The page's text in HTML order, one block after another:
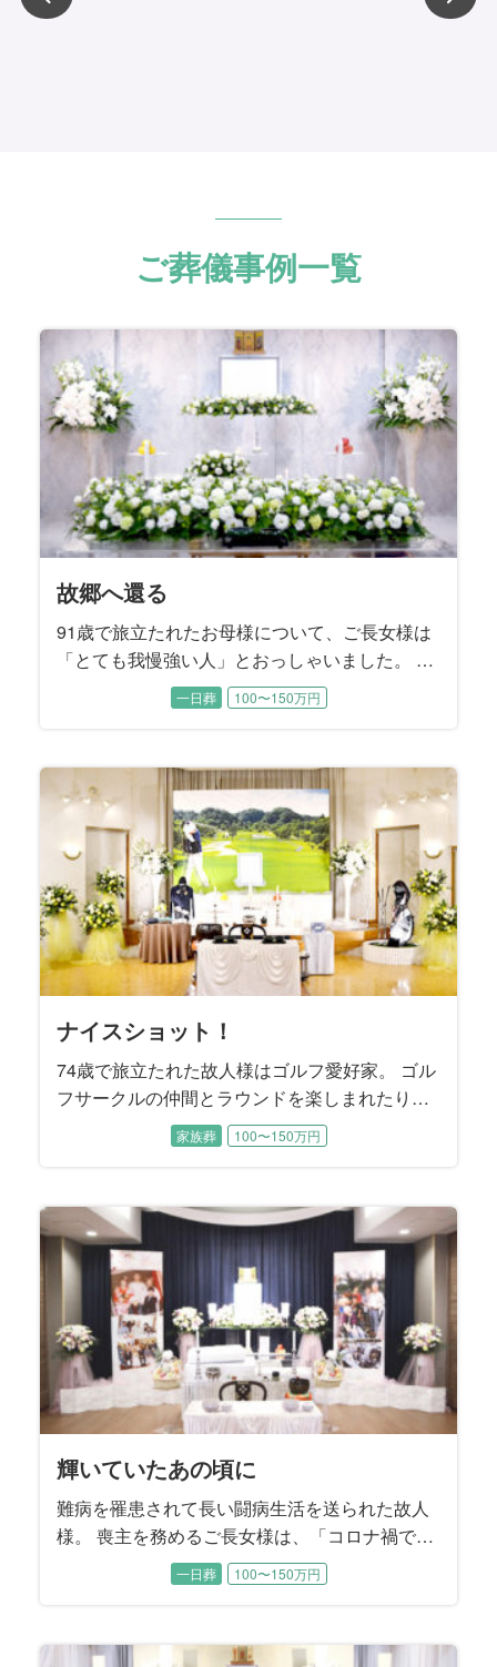
ご葬儀事例一覧
故郷へ還る
91歳で旅立たれたお母様について、ご長女様は
「とても我慢強い人」とおっしゃいました。 夫
のため、子供のために労をいとわず家庭を守
り、自分のことに時間を使っているのを見たこ
想い入れが深かったという故人様へ、お式では
故郷の趣きをお届けしたいと考えました。
一日葬 100〜150万円
ナイスショット！
74歳で旅立たれた故人様はゴルフ愛好家。 ゴル
フサークルの仲間とラウンドを楽しまれたり、
ゴルフコンペにも数多く参加されました。 プレ
ー後の飲み会ではメンバーと親睦を深められた
駆けつけて下さり、一緒にラウンドした思い出
を振り返りながら故人様を偲ばれました。
家族葬 100〜150万円
輝いていたあの頃に
難病を罹患されて長い闘病生活を送られた故人
様。 喪主を務めるご長女様は、「コロナ禍で家
族もほとんど面会できない日々が続いていた」
とおっしゃいました。 最後のお別れの時間だけ
のお姿だけでなく、元気で輝いていた頃のお母
一日葬 100〜150万円
天国からのエール
93歳の晩年まで元気にお過ごしだった故人様。 ご逝
去される2日前にお子様方がお見舞いに行かれて、そ
れを待ってからお旅立ちになりました。 故人様のご
自宅で行われたお打ち合わせには、ご長男様、ご次
どのようにお見送りするかご兄弟で話し合われまし
た。
一日葬 100〜150万円
我が家の太陽
94歳で旅立たれた故人様。奇しくも15年前に他界さ
れたご主人様のお誕生日でした。 とにかく明るいご
性格だったという故人様は、ご家族にとって太陽の
ような存在。 ご家庭でもご近所でも故人様を慕って
面倒見の良さは変わることなく、故人様のまわりは
いつも笑顔と笑い声に満ちていたそうです。
一日葬 100〜150万円
家族の想いを一つに
お酒をこよなく愛した故人様。 大好物のお寿司をつ
まみながら、ハイボールで晩酌されるのが楽しみで
した。 そのお酒を入院中は一切口にできなかった故
人様のために、ご家族は最後に好きなお酒をいっぱ
様とお孫様たちご家族が想いを一つにして、お父様
と別杯を酌み交わします。
一日葬 50〜100万円
頑張ったね
誕生日を迎える直前に若くして急逝された故人様。
穏やかな優しい性格は誰からも愛されていました。
喪主を務めるお母様は、今年4月にご主人様を亡くさ
れたばかり。 長年一緒に暮らしてきた大切なご家族
です。
一日葬 150〜200万円
我が家のホームグラウンド
7年間の闘病の末に75歳で旅立たれた故人様。ご入院
する以前は草野球チームや会社のＯＢ会などに積極
的にご参加されて、仲間の皆さんとの交流を楽しま
れていたそうです。 ご趣味は野球。 ご自分がプレー
ったいうことです。 3人のお子様たちが小さかった
頃、故人様とキャッチボールした思い出をお話くだ
さいました。
一日葬 100〜150万円
旅の数だけある想い
大手百貨店のお仕事を長年勤め上げられた故人様。
お嬢様たちが独立された後は、奥様とご一緒に数え
切れないほどご旅行されたそうです。 写真がご趣味
だった故人様。 旅先ではご夫婦の思い出のポートレ
てご鑑賞されていました。
家族葬 200万円以上〜
笑顔を再び
84歳で旅立たれた故人様は大正琴の師範。 流行歌か
ら邦楽まで多彩な楽曲を演奏して楽しまれていたそ
うです。 3年前にご主人様のお別れをお手伝いさせて
いただいたご縁でご依頼をいただきました。 施主を
で、母はいくつになっても父のことを“ちゃん付け”で
呼んでいました」と教えて下さいました。
家族葬 150〜200万円
私らしさ
若い頃から都会的で社交性にあふれていた故人様。
ご主人様とは銀座の社交ダンスホールで出逢いご結
婚されました。 お元気だった頃はお洒落をしてご長
女様と一緒に都内のホテルを巡り、ランチやティー
一日葬 100〜150万円
泣き笑いのファンファーレ
ご近所で有名なカミナリ親父として知られていた故
人様。短気であっても曲がったことや弱い者いじめ
が大嫌いな実直なご性格でした。 大の競馬ファンで
あった故人様は、レース予想が的中したときは家族
れていたそうです。
一般葬 200万円以上〜
兄弟の絆
故人様は3人兄弟のご次男、57歳という若さで旅立た
れました。 お式の打ち合わせには喪主を務めるご長
男様と三男様もご同席いただきました。 ご兄弟の絆
はとても強く、コロナ過で病院の面会できなかった
を伺いました。
一日葬 100〜150万円
貴女のために
88歳で旅立たれた故人様。 ご長女様の障害をきっか
けに、障害のある方たちの居場所をつくるために人
生の大半を費やし、ご自身のことを顧みることはな
かったそうです。 だからこそご家族は、一人でも多
ことのできる、ゆっくりとしたお別れの時間をご希
望になりました。
一般葬 200万円以上〜
グレートマザー
書家として数々の作品を発表し、国内はもとより広
く海外でも感動的な書道パフォーマンスを披露され
てきた故人様。 その功績は日本で活躍する美術家を
収録した『美術家名鑑』にも掲載されました。 喪主
道とつくものを鍛錬してきた努力家でした」とお話
くださいました。
一日葬 100〜150万円
サクセスストーリー
ご主人様と夫婦二人三脚で貴金属アクセサリーの装
飾業を50年間に渡って営んでこられた故人様。ご夫
婦仲がとても良くて、職場でも家庭でも四六時中ご
一緒に過ごされたそうです。 その最愛のご主人様は
調を深慮して、ご主人様がお亡くなりになったこと
を最期までお伝えしなかったそうです。 ご長男様
は、「天国で父と再会したら、きっと母は驚くでし
ょうね」と仰いました。
一日葬 150〜200万円
深い情で繋がっている
91歳で旅立たれた故人様は、京都生まれの京都育ち
という生粋の京女。 古き良き文化を守ってきた京都
のお寿司屋さんに嫁ぎ、女将として京都一筋で生き
てこられたそうです。 仕事に熱心でしっかり者だっ
た母をしっかり送ってあげたい」とご長女様はおっ
しゃいました。
家族葬 200万円以上〜
不器用な愛
82歳で旅立たれた故人様は終活ノートを遺されてい
ました。 ご葬儀のお打ち合わせは、喪主を務める奥
様と『むすびすクラブ』にご入会いただいているご
長女様が終活ノートのご遺志に沿ったかたちで進め
トには、ご家族も知らなかった故人様の想いやこだ
わりが記載されていました。
一日葬 50〜100万円
大いなる生涯
百寿を超える102歳という長く尊い生涯に幕を閉じら
れた故人様。 喪主を務めるご長男様をはじめとする
三人のお子様たちは、激動の時代を生き抜いてこら
れたお母様を、お身内のみで穏やかに送り出してあ
一日葬 150〜200万円
おはようの景色
毎朝、ご自宅のベランダから荒川の風景を眺めるの
がお好きだったという奥様。喪主を務めるご主人様
も奥様と一緒に四季折々の草花を眺めていらしたそ
うです。 お子様のいないご夫婦にとって植物は子供
育てるが難しい植物であっても、丹精込めて世話す
ることで美しい花を咲かせました。
一日葬 100〜150万円
もう一度あの時へ
故人様のご趣味はバレーボール。地元のママさんバ
レーボールクラブに所属し、20年近くバレーボール
に打ち込んでいらっしゃいました。 練習や試合を通
じて世代を超えたご友人も多く、お元気だった頃に
たそうです。
一日葬 150〜200万円
夜明けの花
故人様は10年間の闘病の末に66歳で旅立たれまし
た。 多趣味で活動的、好奇心旺盛な故人様は、病臥
する以前は梨づくりも手がけられていたそうです。
ご長男様は、「搬送で病院を出発した朝方、綺麗な
るい世界に父は往くのだと思いました」とおっしゃ
いました。
一日葬 150〜200万円
魂に刻む母の姿
この度お手伝いさせていただいたのは、大正、昭
和、平成、令和の時代を体験して99歳でお旅立にな
った故人様です。 一世紀近くをご家族のために懸命
に生き抜いてこられた御曾祖母様を送るために、お
一日葬 100〜150万円
故郷団欒
転勤の多いお仕事をされていた故人様。 それでも単
身赴任という形は決してとらず、常に家族一緒とい
うスタイルをつらぬかれたそうです。 ご趣味の釣り
でよく出かけられたスポットは、故人様の故郷でも
ックに家族の時間を過ごしていただくご葬儀を提案
させていただきました。
家族葬 100〜150万円
「Last Stage」から愛を込めて
ミュージシャンとして国内外で活動された故人様。
いくつものバンドに所属して、ロックやJazzなど幅
広いジャンルで抜群のギターテクニックを披露して
きました。 この度はそんな輝く姿をもう一度感じて
一般葬 100〜150万円
思い出よ『涙そうそう』
ほんの1ヵ月前までお元気に過ごされていた故人様。
ご本人もご家族も予期せぬご逝去でした。 経営者と
して人生を謳歌された故人様は、野球、麻雀、スキ
ー、ゴルフ、旅行など若かりし頃から好奇心旺盛で
一日葬 200万円以上〜
My father’s Style
建築士として長年働き続けてきた故人様。 お酒も煙
草もギャンブルも嗜まれなかった故人様のご趣味は
クルマ。 スバル360にはじまり、ブルーバード、ハ
コスカ、ケンメリのスカイライン、フェアレディZ、
を乗り継いでこられたカーマニアでした。
一日葬 100〜150万円
魂の還る場所
ご病気で急逝された故人様。 ご家族様の悲しみはと
ても深いご様子でした。 この度は故人様が魂となっ
た後、還られる場所はどこか。 ご家族様と一緒に考
え、その場所へ向かえるようなご葬儀となるように
家族葬 100〜150万円
愛と華
社交的で明るいお人柄で誰からも愛された故人様。
趣味は社交ダンス、足を悪くされてから始めた水泳
もみるみる上達されたそうです。 晩年、よくお聴き
になっていた音楽は演歌……ではなく、ソウル界の
ク・サウンドでした。
一日葬 50〜100万円
花と旅、母と妻
故人様のご趣味は旅行と草花。ご夫婦で日本全国を
めぐり、中でも京都には何度も訪れて四季折々の景
色を楽しまれたそうです。 自宅のお庭の手入れを欠
かさず、ご長男様からプレゼントされたクレマチス
家族葬 100〜150万円
最愛のご主人のもとへ
90歳で旅立たれた故人様。 8年前にご主人様のお別
れをお手伝いさせていただいたご縁で、この度もむ
すびすにご依頼をいただきました。 お母様とお父様
はお子様方から見ても仲の良いご夫婦だったそうで
ご姉弟様はそう望まれました。
家族葬 50〜100万円
旅立ちにカトレアを添えて
ご自宅でのガーデニングがご趣味だった故人様。 シ
ンプルながらも思いの詰まったご葬儀になるようお
手伝いさせていただきました。
一日葬 50〜100万円
帰郷
78歳で旅立たれた故人様の生まれ故郷は北海道美瑛
町。大雪山連峰をのぞむ雄大で緑豊かな地として知
られる美瑛町は、多くの日本映画のロケ地にもなっ
ています。 お母様を亡くされたご姉妹は、「もう一
っしゃいました。
一日葬 100〜150万円
母の生き方は変わらずに
お母様は快活で美意識の高い方でした。 入院中もし
っかりメイクされて、すっぴんを見せることはほぼ
無かったそうです。 ご葬儀の打ち合わせから当日の
運営、ご葬儀後の諸手続きは三人のお嬢様が話し合
一日葬 50〜100万円
わが生涯に悔いなし
故人様は奥様とご結婚された当時から、「会社を55
歳で辞めて後の人生は楽しく暮らす」とおっしゃっ
ていたそうです。 その言葉どおり大手精密機器メー
カーを55歳で早期退職されてから82歳でご逝去され
たって交流し、楽しく充実した日々を過ごされまし
た。
一日葬 50〜100万円
一に気遣い 二に気遣い
晩年、人生のほとんどを過ごされた関西を離れ、東
京のご長女様のご家族と一緒にお暮しになられた故
人様。 祭壇を飾るメモリアルスクリーンには、しっ
かりと送り出してあげたいというご家族様の想いを
お写真を中心に、お人柄の偲ばれるスナップを散り
ばめました。
一日葬 50〜100万円
楽しんだ時間は限りなく
施設でご逝去された故人様。 ご家族とは最近、コロ
ナ禍でお会いできていませんでしたが、ご家族との
お時間を一番に大切に過ごされてきた方でした。 こ
の度はご家族で楽しまれたお時間を振り返るご葬儀
一日葬 100〜150万円
見つめる先にある想い
むすびすでご両親のご葬儀をお手伝いさせていただ
いたご縁のある故人様。 あまりにも突然のご逝去で
した。 喪主は一人息子のご長男様、施主は奥様が務
められました。また、故人様のお姉様もリモートで
ーをして下さいました。
一般葬 150〜200万円
I will tell you what
最愛の奥様を亡くされたご主人様の悲しみは深く、
お打ち合わせの席でもご葬儀と向き合うことが本当
におつらいご様子でした。 そんなご主人様から奥様
への強い想いが垣間見えたのは、「家族だけの葬儀
家族葬 100〜150万円
絆のカタチ
ご逝去の前日に70歳のお誕生日を迎えられた故人
様。の宝物はご家族でした。 総合流通グループにお
勤めでいらした喪主様は転勤も多く、故人様はご家
族そろって全国をめぐりました。 ３人のお孫様にも
ご家族が一番の宝物でした。
一日葬 100〜150万円
桜の季節に
大好きな桜の開花を前に83歳で旅立たれた故人様。
そのことで逆に「桜の時期を迎えるたび、きっと母
のことを思い出すでしょう」とお二人の娘様はおっ
しゃいました。桜の季節を迎えるたびに、大好きな
した。
一日葬 100〜150万円